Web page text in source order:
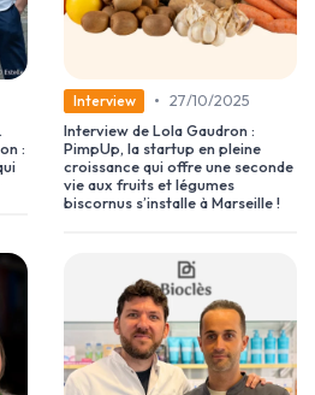
:
Interview • 27/10/2025
Interview de Lola Gaudron :
PimpUp, la startup en pleine
croissance qui offre une seconde
vie aux fruits et légumes
biscornus s’installe à Marseille !